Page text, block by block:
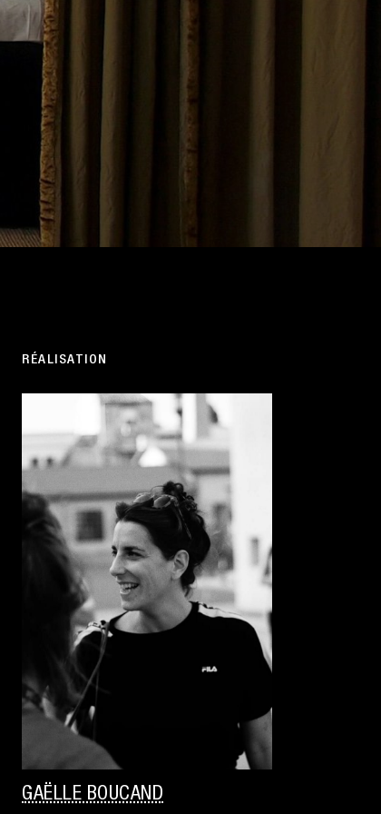
RÉALISATION
GAËLLE BOUCAND